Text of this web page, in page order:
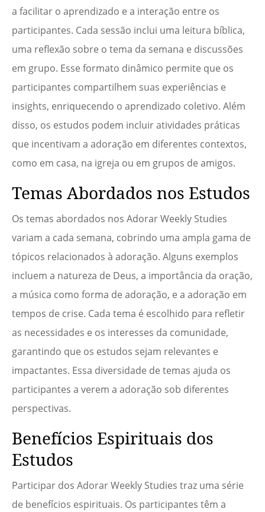
a facilitar o aprendizado e a interação entre os
participantes. Cada sessão inclui uma leitura bíblica,
uma reflexão sobre o tema da semana e discussões
em grupo. Esse formato dinâmico permite que os
participantes compartilhem suas experiências e
insights, enriquecendo o aprendizado coletivo. Além
disso, os estudos podem incluir atividades práticas
que incentivam a adoração em diferentes contextos,
como em casa, na igreja ou em grupos de amigos.
Temas Abordados nos Estudos
Os temas abordados nos Adorar Weekly Studies
variam a cada semana, cobrindo uma ampla gama de
tópicos relacionados à adoração. Alguns exemplos
incluem a natureza de Deus, a importância da oração,
a música como forma de adoração, e a adoração em
tempos de crise. Cada tema é escolhido para refletir
as necessidades e os interesses da comunidade,
garantindo que os estudos sejam relevantes e
impactantes. Essa diversidade de temas ajuda os
participantes a verem a adoração sob diferentes
perspectivas.
Benefícios Espirituais dos
Estudos
Participar dos Adorar Weekly Studies traz uma série
de benefícios espirituais. Os participantes têm a